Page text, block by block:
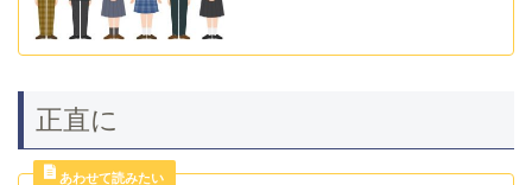
正直に